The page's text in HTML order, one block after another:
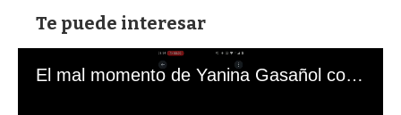
Te puede interesar
El mal momento de Yanina Gasañol con un hincha argentino en "Subrayado"